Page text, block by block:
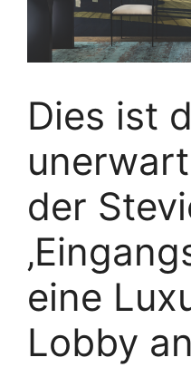
Dies ist
der
eine
Lobby